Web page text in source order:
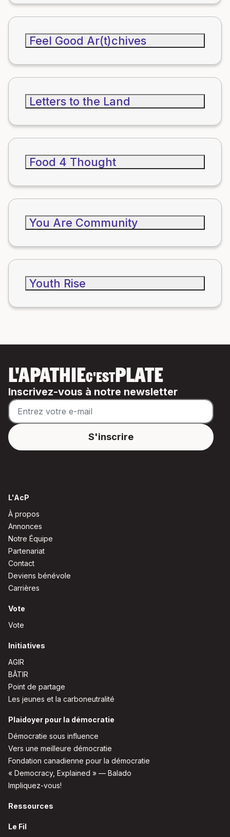
Feel Good Ar(t)chives
Letters to the Land
Food 4 Thought
You Are Community
Youth Rise
L'APATHIEC'ESTPLATE
Inscrivez-vous à notre newsletter
L'AcP
À propos
Annonces
Notre Équipe
Partenariat
Contact
Deviens bénévole
Carrières
Vote
Vote
Initiatives
AGIR
BÂTIR
Point de partage
Les jeunes et la carboneutralité
Plaidoyer pour la démocratie
Démocratie sous influence
Vers une meilleure démocratie
Fondation canadienne pour la démocratie
« Democracy, Explained » — Balado
Impliquez-vous!
Ressources
Le Fil